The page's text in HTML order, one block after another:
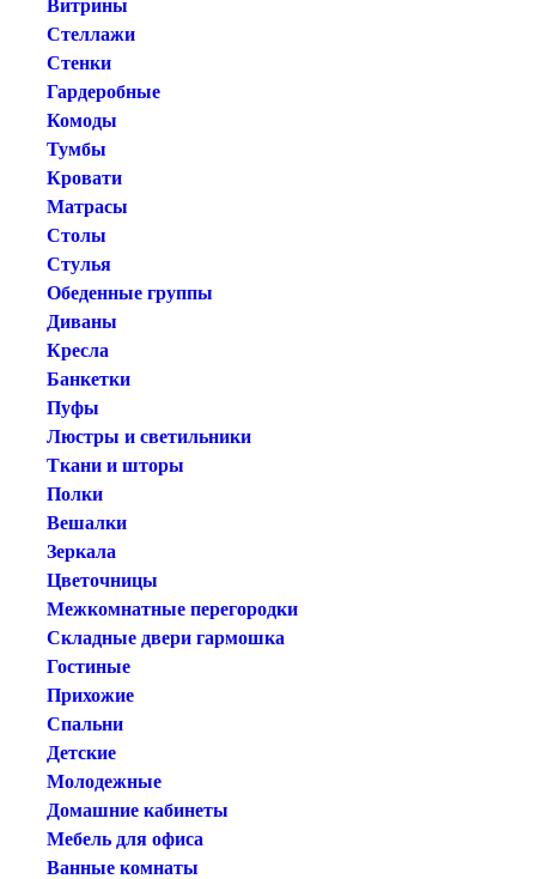
Витрины
Стеллажи
Стенки
Гардеробные
Комоды
Тумбы
Кровати
Матрасы
Столы
Стулья
Обеденные группы
Диваны
Кресла
Банкетки
Пуфы
Люстры и светильники
Ткани и шторы
Полки
Вешалки
Зеркала
Цветочницы
Межкомнатные перегородки
Складные двери гармошка
Гостиные
Прихожие
Спальни
Детские
Молодежные
Домашние кабинеты
Мебель для офиса
Ванные комнаты